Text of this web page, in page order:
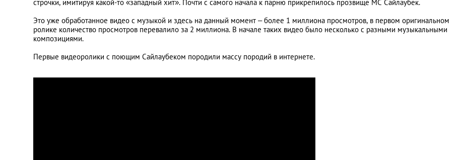
строчки, имитируя какой-то «западный хит». Почти с самого начала к парню прикрепилось прозвище МС Сайлаубек.
Это уже обработанное видео с музыкой и здесь на данный момент – более 1 миллиона просмотров, в первом оригинальном
ролике количество просмотров перевалило за 2 миллиона. В начале таких видео было несколько с разными музыкальными
композициями.
Первые видеоролики с поющим Сайлаубеком породили массу породий в интернете.